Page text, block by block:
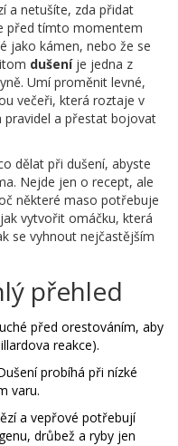
a netušíte, zda přidat
před tímto momentem
jako kámen, nebo že se
dušeníje jedna z
Umí proměnit levné,
večeři, která roztaje v
pravidel a přestat bojovat
dělat při dušení, abyste
Nejde jen o recept, ale
některé maso potřebuje
vytvořit omáčku, která
se vyhnout nejčastějším
přehled
před orestováním, aby
reakce).
probíhá při nízké
varu.
a vepřové potřebují
drůbež a ryby jen